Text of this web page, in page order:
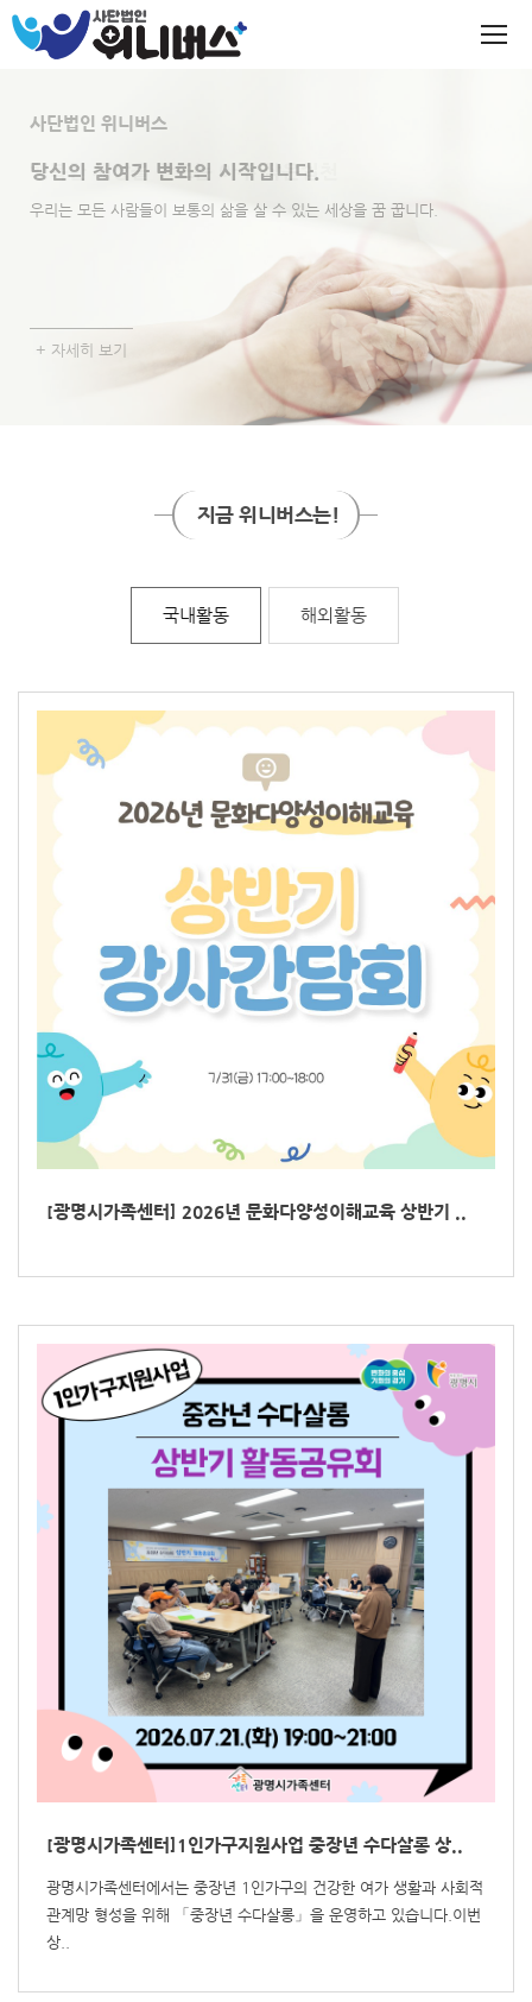
사단법인 위니버스
당신의 참여가 변화의 시작입니다.
우리는 모든 사람들이 보통의 삶을 살 수 있는 세상을 꿈 꿉니다.
+ 자세히 보기
사단법인 위니버스
행복한 세상을 만드는 아주 작은실천
우리는 모든 사람들이 보통의 삶을 살 수 있는 세상을 꿈 꿉니다.
+ 자세히 보기
지금 위니버스는!
국내활동 해외활동
[광명시가족센터] 2026년 문화다양성이해교육 상반기 ..
[광명시가족센터]1인가구지원사업 중장년 수다살롱 상..
광명시가족센터에서는 중장년 1인가구의 건강한 여가 생활과 사회적
관계망 형성을 위해 「중장년 수다살롱」을 운영하고 있습니다.이번
상..